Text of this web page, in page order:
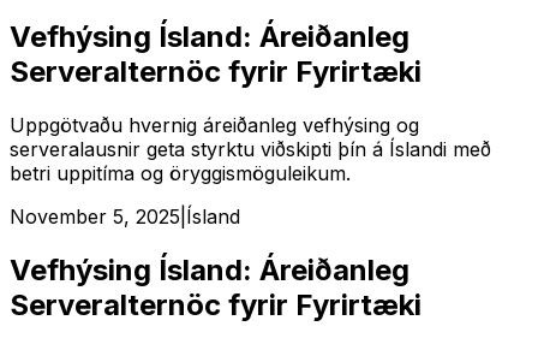
Vefhýsing Ísland: Áreiðanleg
Serveralternöc fyrir Fyrirtæki
Uppgötvaðu hvernig áreiðanleg vefhýsing og
serveralausnir geta styrktu viðskipti þín á Íslandi með
betri uppitíma og öryggismöguleikum.
November 5, 2025 Ísland
Vefhýsing Ísland: Áreiðanleg
Serveralternöc fyrir Fyrirtæki